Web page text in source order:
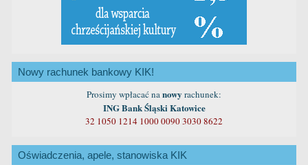
Nowy rachunek bankowy KIK!
Prosimy wpłacać nanowy rachunek:
ING Bank Śląski Katowice
32 1050 1214 1000 0090 3030 8622
Oświadczenia, apele, stanowiska KIK